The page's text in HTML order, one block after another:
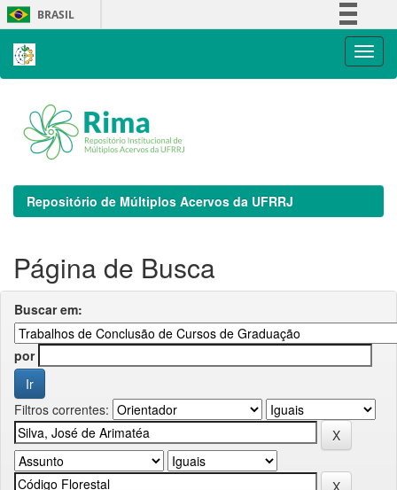
Skip
navigation
BRASIL
Repositório de Múltiplos Acervos da UFRRJ
Página de Busca
Buscar em:
por
Filtros correntes: